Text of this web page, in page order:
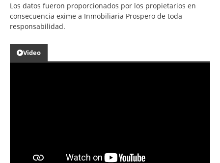
Los datos fueron proporcionados por los propietarios en
consecuencia exime a Inmobiliaria Prospero de toda
responsabilidad.
Video